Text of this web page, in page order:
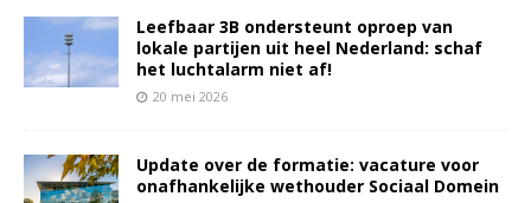
Leefbaar 3B ondersteunt oproep van
lokale partijen uit heel Nederland: schaf
het luchtalarm niet af!
20 mei 2026
Update over de formatie: vacature voor
onafhankelijke wethouder Sociaal Domein